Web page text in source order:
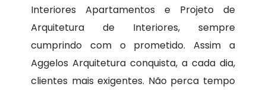
Interiores Apartamentos e Projeto de
Arquitetura de Interiores, sempre
cumprindo com o prometido. Assim a
Aggelos Arquitetura conquista, a cada dia,
clientes mais exigentes. Não perca tempo